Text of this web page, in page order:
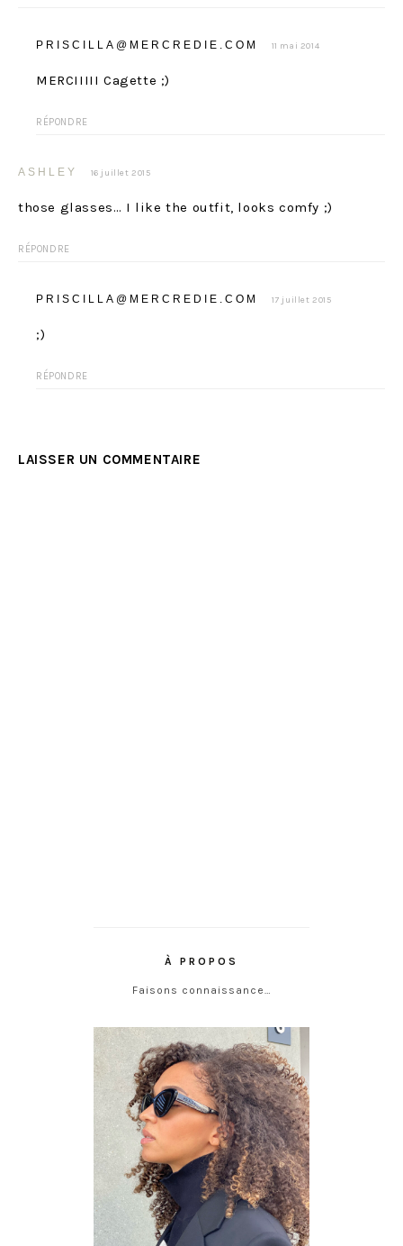
PRISCILLA@MERCREDIE.COM 11 mai 2014
MERCIIIII Cagette ;)
RÉPONDRE
ASHLEY 16 juillet 2015
those glasses… I like the outfit, looks comfy ;)
RÉPONDRE
PRISCILLA@MERCREDIE.COM 17 juillet 2015
;)
RÉPONDRE
LAISSER UN COMMENTAIRE
À PROPOS
Faisons connaissance…